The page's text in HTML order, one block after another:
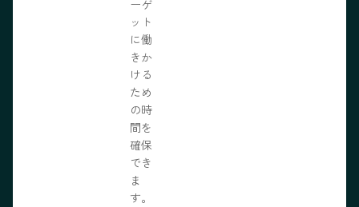
ーゲ
ット
に働
きか
ける
ため
の時
間を
確保
でき
ま
す。